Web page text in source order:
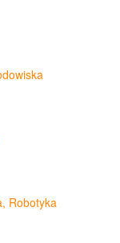
Robotyka